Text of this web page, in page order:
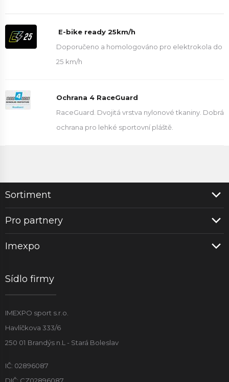
E-bike ready 25km/h
Doporučeno a homologováno pro elektrokola do
25 km/h
Ochrana 4 RaceGuard
RaceGuard. Dvojitá vrstva nylonové tkaniny. Dobrá
ochrana pro lehké sportovní pláště.
Sortiment
Pro partnery
Imexpo
Sídlo firmy
IMEXPO sport s.r.o.
Havlíčkova 333/6
250 01 Brandýs n.L - Stará Boleslav
IČ: 02896087